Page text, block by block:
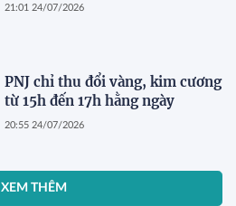
21:01 24/07/2026
PNJ chỉ thu đổi vàng, kim cương
từ 15h đến 17h hằng ngày
20:55 24/07/2026
XEM THÊM